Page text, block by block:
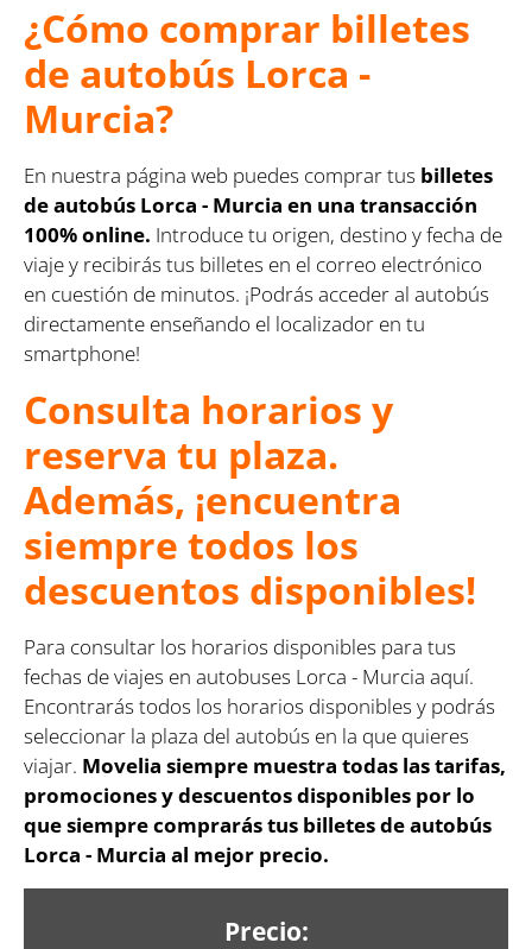
¿Cómo comprar billetes
de autobús Lorca -
Murcia?
En nuestra página web puedes comprar tus billetes
de autobús Lorca - Murcia en una transacción
100% online. Introduce tu origen, destino y fecha de
viaje y recibirás tus billetes en el correo electrónico
en cuestión de minutos. ¡Podrás acceder al autobús
directamente enseñando el localizador en tu
smartphone!
Consulta horarios y
reserva tu plaza.
Además, ¡encuentra
siempre todos los
descuentos disponibles!
Para consultar los horarios disponibles para tus
fechas de viajes en autobuses Lorca - Murcia aquí.
Encontrarás todos los horarios disponibles y podrás
seleccionar la plaza del autobús en la que quieres
viajar. Movelia siempre muestra todas las tarifas,
promociones y descuentos disponibles por lo
que siempre comprarás tus billetes de autobús
Lorca - Murcia al mejor precio.
Precio: